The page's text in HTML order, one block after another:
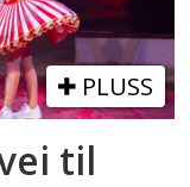
PLUSS
til